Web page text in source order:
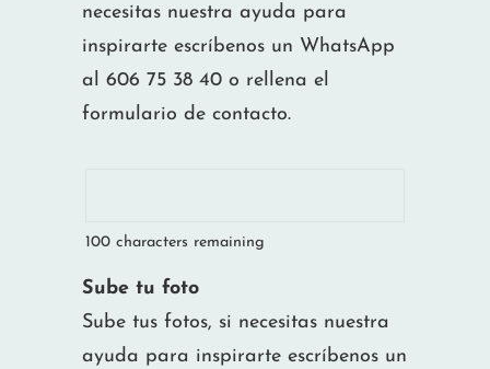
necesitas nuestra ayuda para
inspirarte escríbenos un WhatsApp
al 606 75 38 40 o rellena el
formulario de contacto.
100 characters remaining
Sube tu foto
Sube tus fotos, si necesitas nuestra
ayuda para inspirarte escríbenos un